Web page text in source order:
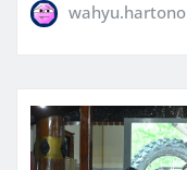
wahyu.hartono